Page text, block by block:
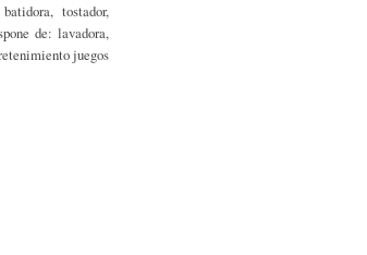
tostador,
de: lavadora,
juegos